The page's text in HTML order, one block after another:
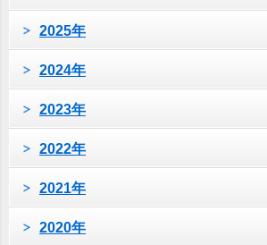
2025年
2024年
2023年
2022年
2021年
2020年